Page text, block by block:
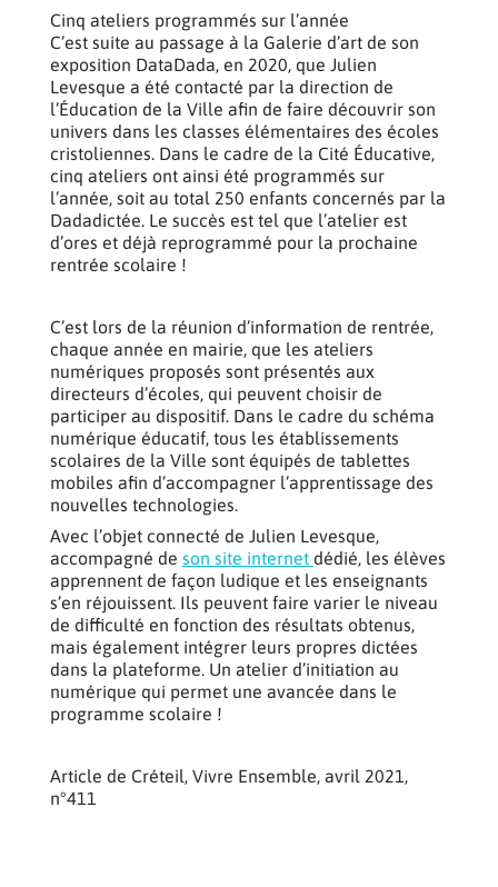
Cinq ateliers programmés sur l’année
C’est suite au passage à la Galerie d’art de son
exposition DataDada, en 2020, que Julien
Levesque a été contacté par la direction de
l’Éducation de la Ville afin de faire découvrir son
univers dans les classes élémentaires des écoles
cristoliennes. Dans le cadre de la Cité Éducative,
cinq ateliers ont ainsi été programmés sur
l’année, soit au total 250 enfants concernés par la
Dadadictée. Le succès est tel que l’atelier est
d’ores et déjà reprogrammé pour la prochaine
rentrée scolaire !
C’est lors de la réunion d’information de rentrée,
chaque année en mairie, que les ateliers
numériques proposés sont présentés aux
directeurs d’écoles, qui peuvent choisir de
participer au dispositif. Dans le cadre du schéma
numérique éducatif, tous les établissements
scolaires de la Ville sont équipés de tablettes
mobiles afin d’accompagner l’apprentissage des
nouvelles technologies.
Avec l’objet connecté de Julien Levesque,
accompagné de son site internet dédié, les élèves
apprennent de façon ludique et les enseignants
s’en réjouissent. Ils peuvent faire varier le niveau
de difficulté en fonction des résultats obtenus,
mais également intégrer leurs propres dictées
dans la plateforme. Un atelier d’initiation au
numérique qui permet une avancée dans le
programme scolaire !
Article de Créteil, Vivre Ensemble, avril 2021,
n°411